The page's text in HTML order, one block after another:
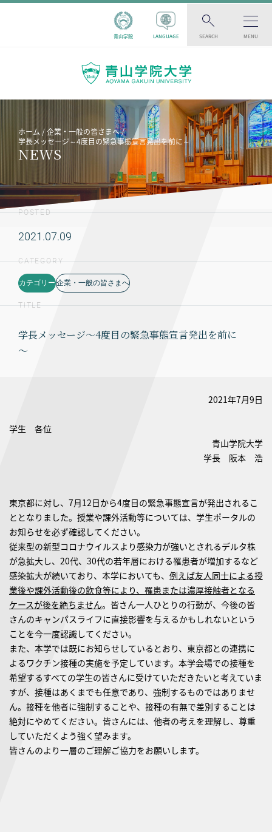
青山学院 LANGUAGE SEARCH MENU
ホーム
企業・一般の皆さまへ
学長メッセージ～4度目の緊急事態宣言発出を前に～
NEWS
POSTED
2021.07.09
CATEGORY
カテゴリー 企業・一般の皆さまへ
TITLE
学長メッセージ～4度目の緊急事態宣言発出を前に
～
2021年7月9日
学生 各位
青山学院大学
学長 阪本 浩
東京都に対し、7月12日から4度目の緊急事態宣言が発出されるこ
ととなりました。授業や課外活動等については、学生ポータルの
お知らせを必ず確認してください。
従来型の新型コロナウイルスより感染力が強いとされるデルタ株
が急拡大し、20代、30代の若年層における罹患者が増加するなど
感染拡大が続いており、本学においても、 例えば友人同士による授
業後や課外活動後の飲食等により、罹患または濃厚接触者となる
ケースが後を絶ちません。皆さん一人ひとりの行動が、今後の皆
さんのキャンパスライフに直接影響を与えるかもしれないという
ことを今一度認識してください。
また、本学では既にお知らせしているとおり、東京都との連携に
よるワクチン接種の実施を予定しています。本学会場での接種を
希望するすべての学生の皆さんに受けていただきたいと考えていま
すが、接種はあくまでも任意であり、強制するものではありませ
ん。接種を他者に強制することや、接種の有無で差別することは
絶対にやめてください。皆さんには、他者の考えを理解し、尊重
していただくよう強く望みます。
皆さんのより一層のご理解ご協力をお願いします。